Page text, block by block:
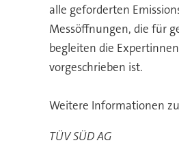
alle geforderten
Messöffnungen, die für
begleiten die
vorgeschrieben ist.
Weitere Informationen
TÜV SÜD AG